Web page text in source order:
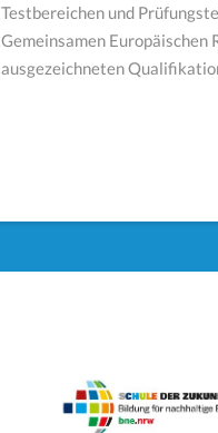
Testbereichen und
Gemeinsamen
ausgezeichneten